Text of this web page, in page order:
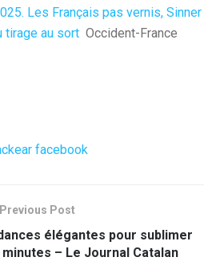
Les Français pas vernis, Sinner
tirage au sort Occident-France
facebook
Previous Post
élégantes pour sublimer
– Le Journal Catalan